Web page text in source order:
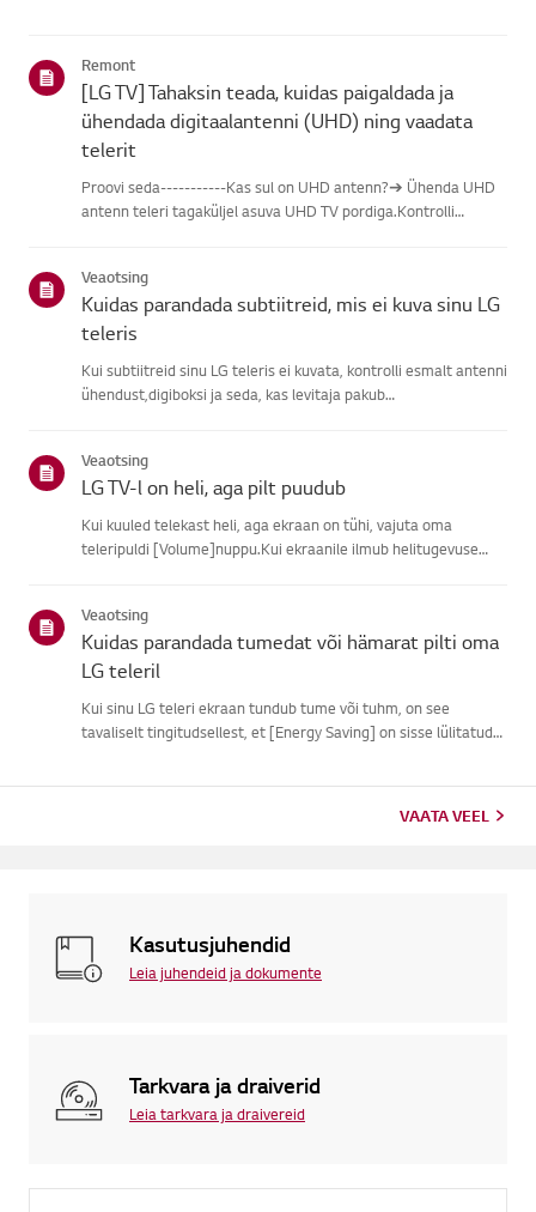
Remont
[LG TV] Tahaksin teada, kuidas paigaldada ja
ühendada digitaalantenni (UHD) ning vaadata
telerit
Proovi seda-----------Kas sul on UHD antenn?➔ Ühenda UHD
antenn teleri tagaküljel asuva UHD TV pordiga.Kontrolli
signaali, j...
Veaotsing
Kuidas parandada subtiitreid, mis ei kuva sinu LG
teleris
Kui subtiitreid sinu LG teleris ei kuvata, kontrolli esmalt antenni
ühendust,digiboksi ja seda, kas levitaja pakub
kasutad ...
Veaotsing
LG TV-l on heli, aga pilt puudub
Kui kuuled telekast heli, aga ekraan on tühi, vajuta oma
teleripuldi [Volume]nuppu.Kui ekraanile ilmub helitugevuse
Veaotsing
Kuidas parandada tumedat või hämarat pilti oma
LG teleril
Kui sinu LG teleri ekraan tundub tume või tuhm, on see
tavaliselt tingitudsellest, et [Energy Saving] on sisse lülitatud
VAATA VEEL
Kasutusjuhendid
Leia juhendeid ja dokumente
Tarkvara ja draiverid
Leia tarkvara ja draivereid